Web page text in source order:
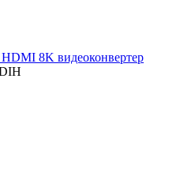
8K видеоконвертер